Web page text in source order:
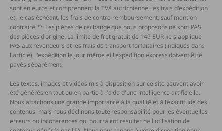
sont en euros et comprennent la TVA autrichienne, les frais d'expédition
et, le cas échéant, les frais de contre-remboursement, sauf mention
contraire ** Les pièces de rechange que nous proposons ne sont PAS
des pièces d'origine. La limite de fret gratuit de 149 EUR ne s'applique
PAS aux revendeurs et les frais de transport forfaitaires (indiqués dans
l'article), l'expédition le jour même et l'expédition express doivent être
payés séparément.
Les textes, images et vidéos mis à disposition sur ce site peuvent avoir
été générés en tout ou en partie à l'aide d'une intelligence artificielle.
Nous attachons une grande importance à la qualité et à l'exactitude des
contenus, mais nous déclinons toute responsabilité pour les éventuelles
erreurs ou incohérences qui pourraient résulter de l'utilisation de